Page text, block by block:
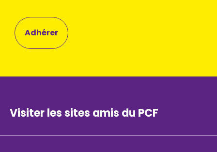
Adhérer
Visiter les sites amis du PCF